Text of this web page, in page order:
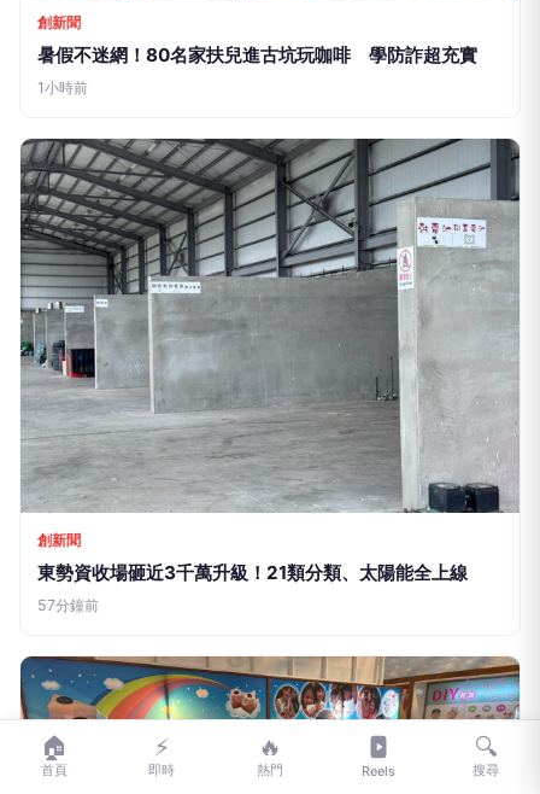
暑假不迷網！80名家扶兒進古坑玩咖啡 學防詐超充實
1小時前
東勢資收場砸近3千萬升級！21類分類、太陽能全上線
57分鐘前
🏠
首頁
⚡
即時
🔥
熱門 Reels
🔍
搜尋